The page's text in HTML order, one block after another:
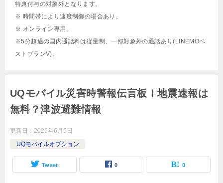
特典付与の対象外となります。
※ 時間帯により速度制御の場合あり。
※ オンライン専用。
※5分超過の国内通話料は従量制、一部対象外の通話あり(LINEMOベ
ストプランV)。
UQモバイル災害時警報伝言板！地震速報は
無料？津波避難情報
更新日： 2026年6月5日
UQモバイルオプション
Tweet 0 0